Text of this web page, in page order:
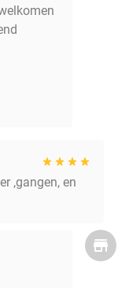
,gangen, en